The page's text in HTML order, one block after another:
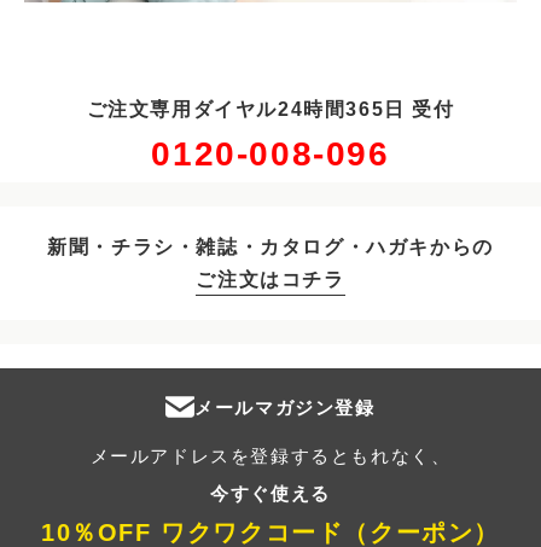
ご注文専用ダイヤル24時間365日 受付
0120-008-096
新聞・チラシ・雑誌・カタログ・ハガキからの
ご注文はコチラ
メールマガジン登録
メールアドレスを登録するともれなく、
今すぐ使える
10％OFF ワクワクコード（クーポン）